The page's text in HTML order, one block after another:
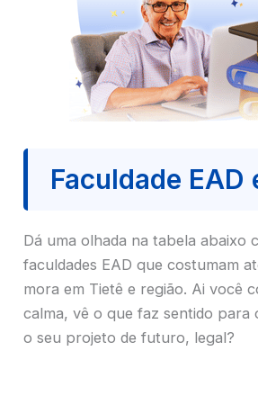
Faculdade EAD
Dá uma olhada na tabela abaixo
faculdades EAD que costumam
mora em Tietê e região. Ai você
calma, vê o que faz sentido para
o seu projeto de futuro, legal?